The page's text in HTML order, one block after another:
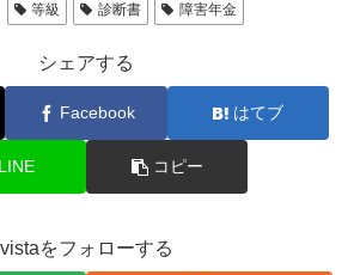
等級 診断書 障害年金
シェアする
Facebook はてブ
LINE コピー
vistaをフォローする